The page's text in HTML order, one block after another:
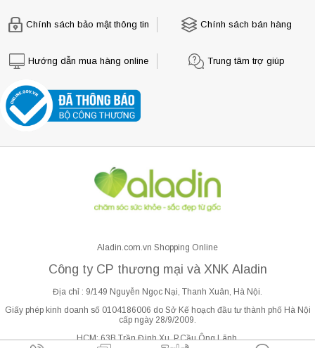
Chính sách bảo mật thông tin Chính sách bán hàng
Hướng dẫn mua hàng online Trung tâm trợ giúp
Aladin.com.vn Shopping Online
Công ty CP thương mại và XNK Aladin
Địa chỉ : 9/149 Nguyễn Ngọc Nại, Thanh Xuân, Hà Nội.
Giấy phép kinh doanh số 0104186006 do Sở Kế hoạch đầu tư thành phố Hà Nội
cấp ngày 28/9/2009.
HCM: 63B Trần Đình Xu, P.Cầu Ông Lãnh.